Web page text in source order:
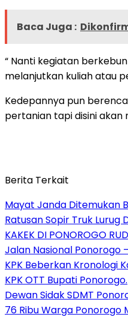
Baca Juga :
“ Nanti kegiatan
melanjutkan kuliah atau
Kedepannya pun
pertanian tapi disini akan
Berita Terkait
Mayat Janda Ditemukan
Ratusan Sopir Truk Lurug
KAKEK DI PONOROGO
Jalan Nasional Ponorogo
KPK Beberkan Kronologi
KPK OTT Bupati Ponorogo.
Dewan Sidak SDMT
76 Ribu Warga Ponorogo